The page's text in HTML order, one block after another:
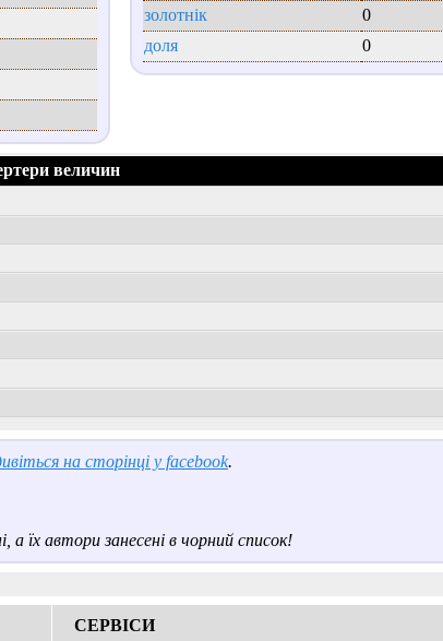
золотнік
0
доля
0
величин
на сторінці у facebook.
а їх автори занесені в чорний список!
СЕРВІСИ